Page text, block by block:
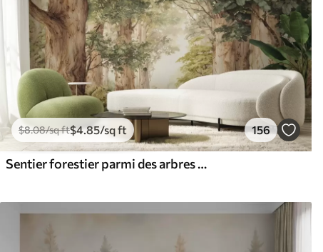
$8.08/sq ft$4.85/sq ft 156
Sentier forestier parmi des arbres majestueux, style aquarelle